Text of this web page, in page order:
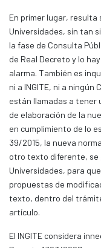
En primer lugar,
Universidades, sin tan
la fase de Consulta
de Real Decreto y lo
alarma. También es
ni a INGITE, ni a ningún
están llamadas a tener
de elaboración de la
en cumplimiento de lo
39/2015, la nueva
otro texto diferente, se
Universidades, para
propuestas de
texto, dentro del
artículo.
El INGITE considera